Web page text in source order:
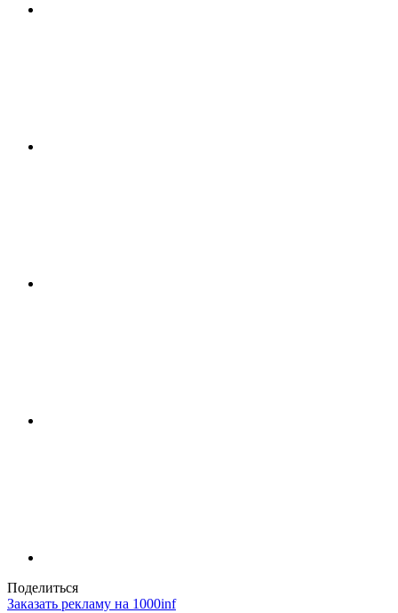
Поделиться
Заказать рекламу на 1000inf